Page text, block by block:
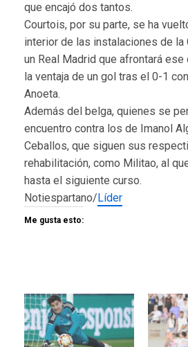
que encajó dos tantos.
Courtois, por su parte, se ha
interior de las instalaciones de la
un Real Madrid que afrontará
la ventaja de un gol tras el 0-1
Anoeta.
Además del belga, quienes se
encuentro contra los de Imanol
Ceballos, que siguen sus
rehabilitación, como Militao, al
hasta el siguiente curso.
Notiespartano/ Líder
Me gusta esto: